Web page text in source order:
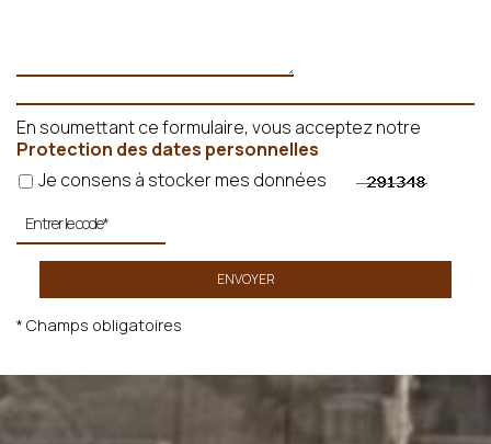
En soumettant ce formulaire, vous acceptez notre
Protection des dates personnelles
Je consens à stocker mes données
ENVOYER
* Champs obligatoires